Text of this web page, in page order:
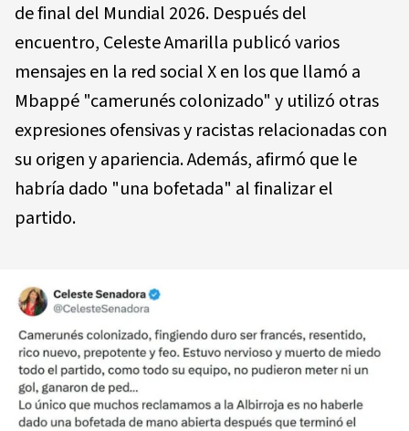
de final del Mundial 2026. Después del
encuentro, Celeste Amarilla publicó varios
mensajes en la red social X en los que llamó a
Mbappé "camerunés colonizado" y utilizó otras
expresiones ofensivas y racistas relacionadas con
su origen y apariencia. Además, afirmó que le
habría dado "una bofetada" al finalizar el
partido.